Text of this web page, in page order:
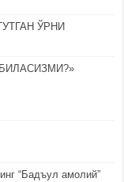
ЎРНИ
“Бадъул амолий”